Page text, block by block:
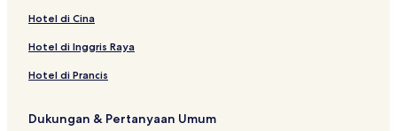
Hotel dekat The Oculus
Hotel dengan Sarapan Gratis di New York
Hotel dengan Kolam Renang di Brooklyn
Hotel Menerima Tamu LGBT dekat Brooklyn Navy Yard
Hotel di Cina
Hotel di Inggris Raya
Hotel di Prancis
Dukungan & Pertanyaan Umum